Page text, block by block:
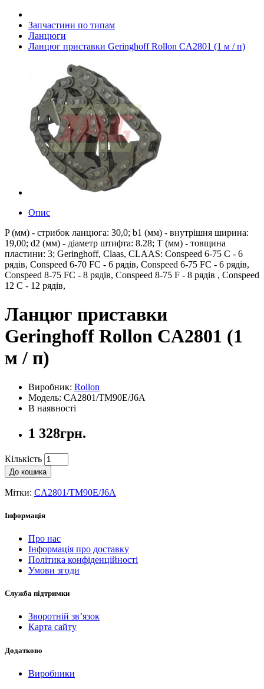
Запчастини по типам
Ланцюги
Ланцюг приставки Geringhoff Rollon CA2801 (1 м / п)
Опис
P (мм) - стрибок ланцюга: 30,0; b1 (мм) - внутрішня ширина:
19,00; d2 (мм) - діаметр штифта: 8.28; T (мм) - товщина
пластини: 3; Geringhoff, Claas, CLAAS: Conspeed 6-75 C - 6
рядів, Conspeed 6-70 FC - 6 рядів, Conspeed 6-75 FC - 6 рядів,
Conspeed 8-75 FC - 8 рядів, Conspeed 8-75 F - 8 рядів , Conspeed
12 C - 12 рядів,
Ланцюг приставки
Geringhoff Rollon CA2801 (1
м / п)
Виробник: Rollon
Модель: CA2801/TM90E/J6A
В наявності
1 328грн.
Кількість
До кошика
Мітки: CA2801/TM90E/J6A
Інформація
Про нас
Інформація про доставку
Політика конфіденційності
Умови згоди
Служба підтримки
Зворотній зв’язок
Карта сайту
Додатково
Виробники